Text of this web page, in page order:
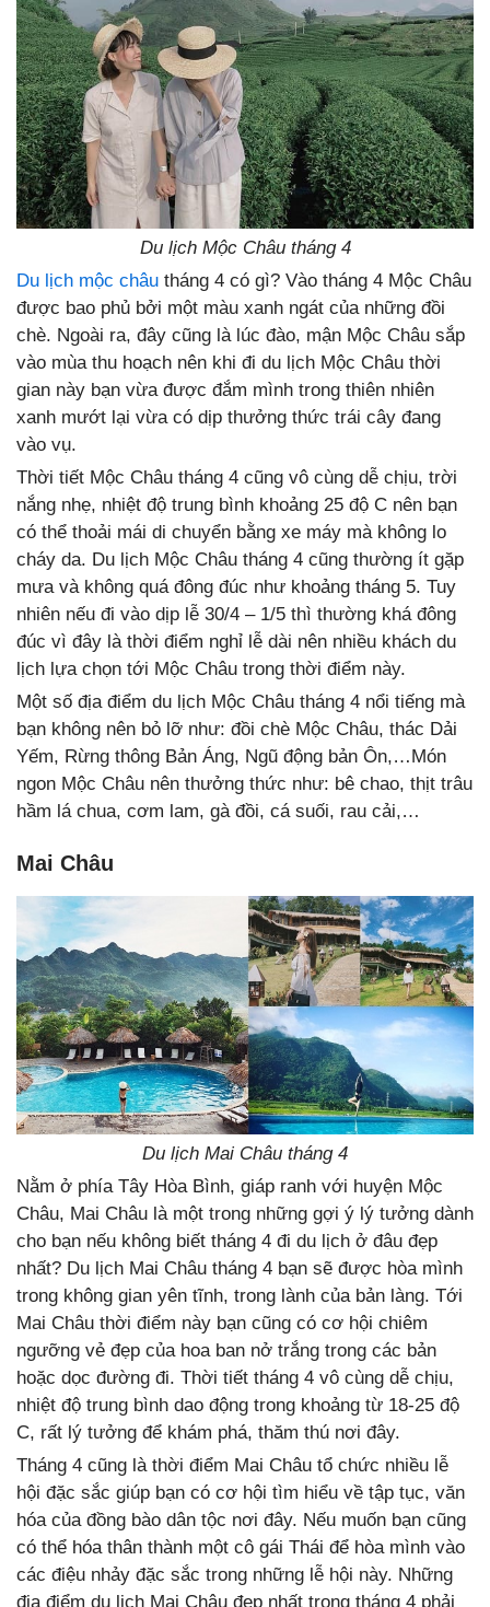
Du lịch Mộc Châu tháng 4
Du lịch mộc châu tháng 4 có gì? Vào tháng 4 Mộc Châu
được bao phủ bởi một màu xanh ngát của những đồi
chè. Ngoài ra, đây cũng là lúc đào, mận Mộc Châu sắp
vào mùa thu hoạch nên khi đi du lịch Mộc Châu thời
gian này bạn vừa được đắm mình trong thiên nhiên
xanh mướt lại vừa có dịp thưởng thức trái cây đang
vào vụ.
Thời tiết Mộc Châu tháng 4 cũng vô cùng dễ chịu, trời
nắng nhẹ, nhiệt độ trung bình khoảng 25 độ C nên bạn
có thể thoải mái di chuyển bằng xe máy mà không lo
cháy da. Du lịch Mộc Châu tháng 4 cũng thường ít gặp
mưa và không quá đông đúc như khoảng tháng 5. Tuy
nhiên nếu đi vào dịp lễ 30/4 – 1/5 thì thường khá đông
đúc vì đây là thời điểm nghỉ lễ dài nên nhiều khách du
lịch lựa chọn tới Mộc Châu trong thời điểm này.
Một số địa điểm du lịch Mộc Châu tháng 4 nổi tiếng mà
bạn không nên bỏ lỡ như: đồi chè Mộc Châu, thác Dải
Yếm, Rừng thông Bản Áng, Ngũ động bản Ôn,…Món
ngon Mộc Châu nên thưởng thức như: bê chao, thịt trâu
hầm lá chua, cơm lam, gà đồi, cá suối, rau cải,…
Mai Châu
Du lịch Mai Châu tháng 4
Nằm ở phía Tây Hòa Bình, giáp ranh với huyện Mộc
Châu, Mai Châu là một trong những gợi ý lý tưởng dành
cho bạn nếu không biết tháng 4 đi du lịch ở đâu đẹp
nhất? Du lịch Mai Châu tháng 4 bạn sẽ được hòa mình
trong không gian yên tĩnh, trong lành của bản làng. Tới
Mai Châu thời điểm này bạn cũng có cơ hội chiêm
ngưỡng vẻ đẹp của hoa ban nở trắng trong các bản
hoặc dọc đường đi. Thời tiết tháng 4 vô cùng dễ chịu,
nhiệt độ trung bình dao động trong khoảng từ 18-25 độ
C, rất lý tưởng để khám phá, thăm thú nơi đây.
Tháng 4 cũng là thời điểm Mai Châu tổ chức nhiều lễ
hội đặc sắc giúp bạn có cơ hội tìm hiểu về tập tục, văn
hóa của đồng bào dân tộc nơi đây. Nếu muốn bạn cũng
có thể hóa thân thành một cô gái Thái để hòa mình vào
các điệu nhảy đặc sắc trong những lễ hội này. Những
địa điểm du lịch Mai Châu đẹp nhất trong tháng 4 phải